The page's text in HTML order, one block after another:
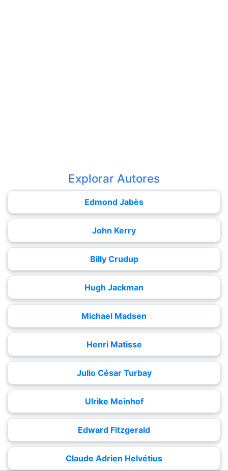
Explorar Autores
Edmond Jabès
John Kerry
Billy Crudup
Hugh Jackman
Michael Madsen
Henri Matisse
Julio César Turbay
Ulrike Meinhof
Edward Fitzgerald
Claude Adrien Helvétius